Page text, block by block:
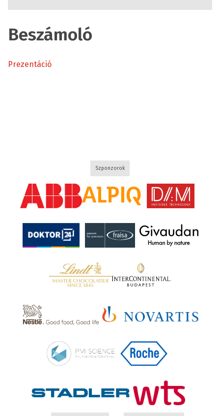
Beszámoló
Prezentáció
Szponzorok